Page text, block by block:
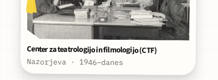
Center za teatrologijo in filmologijo (CTF)
Nazorjeva · 1946–danes